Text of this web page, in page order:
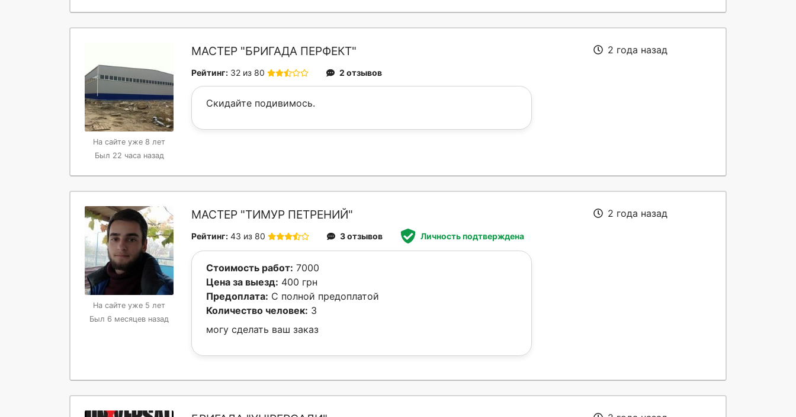
На сайте уже 8 лет
Был 22 часа назад
МАСТЕР "БРИГАДА ПЕРФЕКТ"
Рейтинг: 32 из 80 2 отзывов
Скидайте подивимось.
2 года назад
На сайте уже 5 лет
Был 6 месяцев назад
МАСТЕР "ТИМУР ПЕТРЕНИЙ"
Рейтинг: 43 из 80 3 отзывов Личность подтверждена
Стоимость работ: 7000
Цена за выезд: 400 грн
Предоплата: С полной предоплатой
Количество человек: 3
могу сделать ваш заказ
2 года назад